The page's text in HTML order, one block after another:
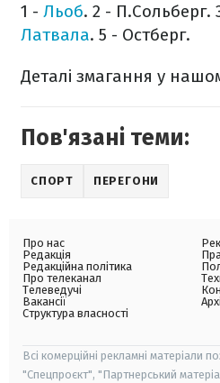
1 - Льоб. 2 - П.Сольберг.
Латвала. 5 - Остберг.
Деталі змагання у
Пов'язані теми:
СПОРТ ПЕРЕГОНИ
Про нас
Редакція
Редакційна політика
Про телеканал
Телеведучі
Вакансії
Структура власності
Всі комерційні рекламні матеріали
"Спецпроєкт", "Партнерський